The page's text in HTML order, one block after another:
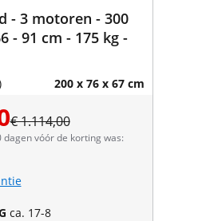
- 3 motoren - 300
kg -
200 x 76 x 67 cm
€ 1.114,00
vóór de korting was:
ca. 17-8